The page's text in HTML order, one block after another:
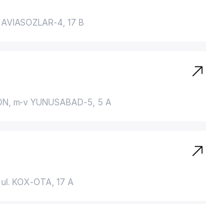
4 , 17 B
, m-v YUNUSABAD-5, 5 A
ul. KOX-OTA , 17 A